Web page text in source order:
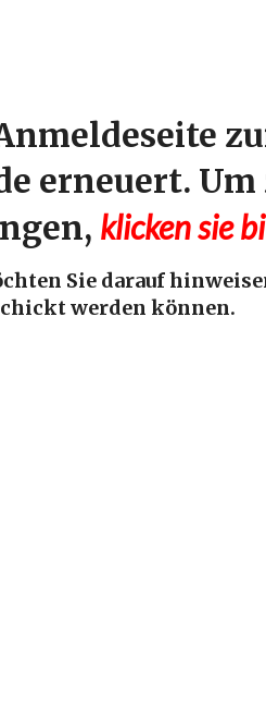
erneuert.
klicken sie
Sie darauf
werden können.